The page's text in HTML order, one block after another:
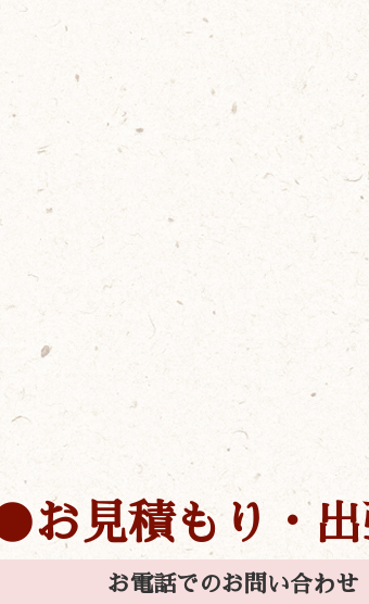
お見積もり・出
お電話でのお問い合わせ